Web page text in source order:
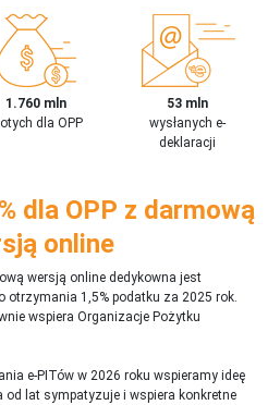
1.760 mln
dla OPP
53 mln
wysłanych e-
deklaracji
dla OPP z darmową
online
wersją online dedykowna jest
otrzymania 1,5% podatku za 2025 rok.
wspiera Organizacje Pożytku
e-PITów w 2026 roku wspieramy ideę
od lat sympatyzuje i wspiera konkretne